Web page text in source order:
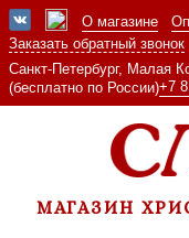
О магазине
Заказать обратный звонок
Санкт-Петербург, Малая
(бесплатно по России)+7
МАГАЗИН